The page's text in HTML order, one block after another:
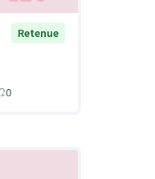
Retenue
0